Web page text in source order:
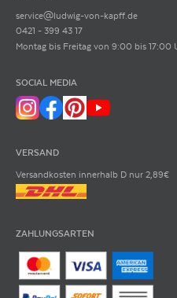
service@ludwig-von-kapff.de
0421 - 399 43 17
Montag bis Freitag von 9:00 bis 17:00
SOCIAL MEDIA
VERSAND
Versandkosten innerhalb D nur 2,89€
ZAHLUNGSARTEN